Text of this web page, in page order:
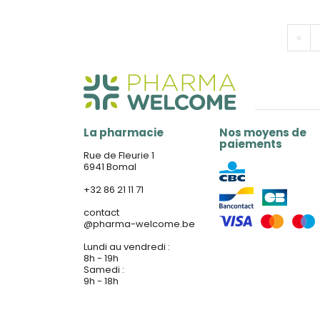
«
La pharmacie
Rue de Fleurie 1
6941 Bomal
+32 86 21 11 71
contact
@pharma-welcome.be
Lundi au vendredi :
8h - 19h
Samedi :
9h - 18h
Nos moyens de
paiements